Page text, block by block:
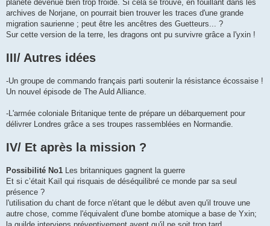
planète devenue bien trop froide. Si cela se trouve, en fouillant dans les
archives de Norjane, on pourrait bien trouver les traces d'une grande
migration saurienne ; peut être les ancêtres des Guetteurs... ?
Sur cette version de la terre, les dragons ont pu survivre grâce a l'yxin !
III/ Autres idées
-Un groupe de commando français parti soutenir la résistance écossaise !
Un nouvel épisode de The Auld Alliance.
-L'armée coloniale Britanique tente de prépare un débarquement pour
délivrer Londres grâce a ses troupes rassemblées en Normandie.
IV/ Et après la mission ?
Possibilité No1 Les britanniques gagnent la guerre
Et si c’était Kaïl qui risquais de déséquilibré ce monde par sa seul
présence ?
l'utilisation du chant de force n'étant que le début aven qu'il trouve une
autre chose, comme l'équivalent d'une bombe atomique a base de Yxin;